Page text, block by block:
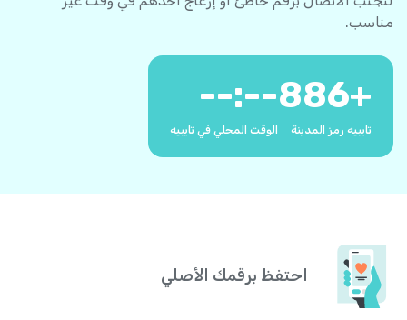
مناسب.
+
886
تايبيه رمز المدينة
--:--
الوقت المحلي في تايبيه
احتفظ برقمك الأصلي